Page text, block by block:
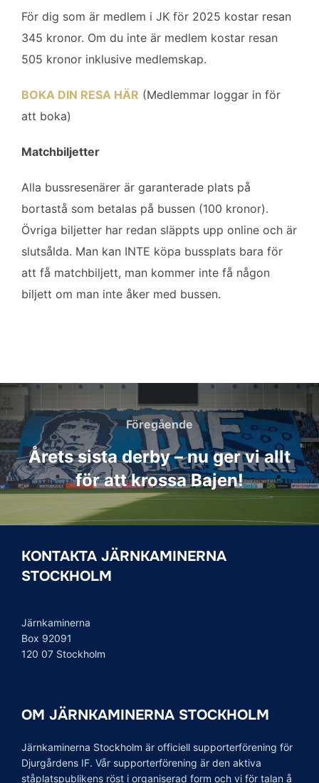
För dig som är medlem i JK för 2025 kostar resan
345 kronor. Om du inte är medlem kostar resan
505 kronor inklusive medlemskap.
BOKA DIN RESA HÄR (Medlemmar loggar in för
att boka)
Matchbiljetter
Alla bussresenärer är garanterade plats på
bortastå som betalas på bussen (100 kronor).
Övriga biljetter har redan släppts upp online och är
slutsålda. Man kan INTE köpa bussplats bara för
att få matchbiljett, man kommer inte få någon
biljett om man inte åker med bussen.
Inläggsnavigering
Föregående
Föregående
Årets sista derby – nu ger vi allt
för att krossa Bajen!
KONTAKTA JÄRNKAMINERNA
STOCKHOLM
Järnkaminerna
Box 92091
120 07 Stockholm
OM JÄRNKAMINERNA STOCKHOLM
Järnkaminerna Stockholm är officiell supporterförening för
Djurgårdens IF. Vår supporterförening är den aktiva
ståplatspublikens röst i organiserad form och vi för talan å